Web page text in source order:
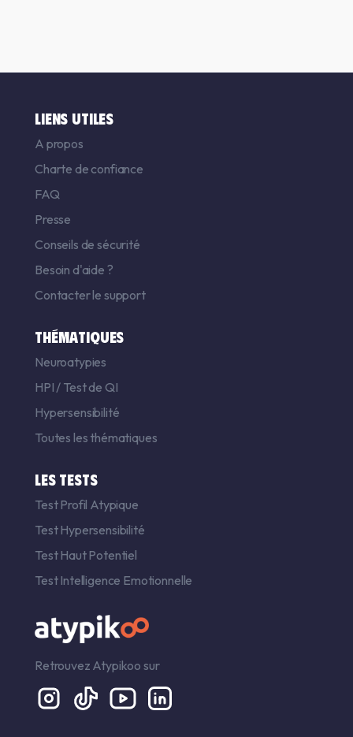
LIENS UTILES
A propos
Charte de confiance
FAQ
Presse
Conseils de sécurité
Besoin d'aide ?
Contacter le support
THÉMATIQUES
Neuroatypies
HPI / Test de QI
Hypersensibilité
Toutes les thématiques
LES TESTS
Test Profil Atypique
Test Hypersensibilité
Test Haut Potentiel
Test Intelligence Emotionnelle
Retrouvez Atypikoo sur